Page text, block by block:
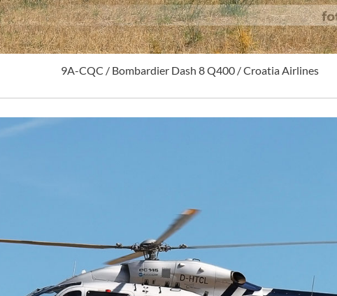
9A-CQC / Bombardier Dash 8 Q400 / Croatia Airlines